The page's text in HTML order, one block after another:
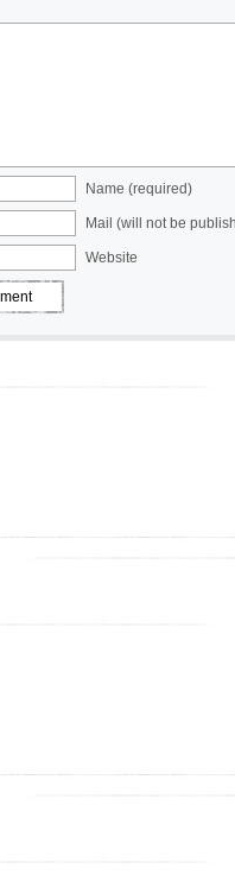
Name (required)
Mail (will not be
Website